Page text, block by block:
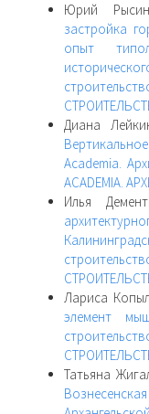
Юрий
застройка
опыт
Диана
Academia.
ACADEMIA.
Илья
Лариса
элемент
Татьяна